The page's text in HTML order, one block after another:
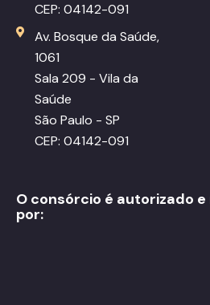
CEP: 04142-091
Av. Bosque da Saúde,
1061
Sala 209 - Vila da
Saúde
São Paulo - SP
CEP: 04142-091
O consórcio é autorizado
por: